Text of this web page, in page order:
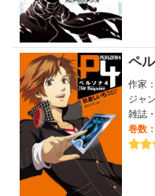
ペ
作家：
ジャ
雑誌
巻数：